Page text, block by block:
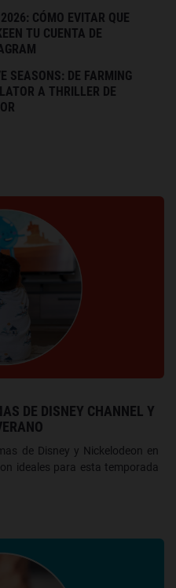
CÓMO EVITAR QUE
TU CUENTA DE
SEASONS: DE FARMING
A THRILLER DE
DE DISNEY CHANNEL Y
de Disney y Nickelodeon en
ideales para esta temporada